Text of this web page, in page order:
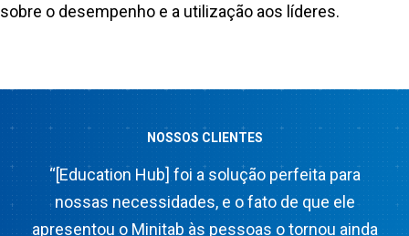
sobre o desempenho e a utilização aos líderes.
NOSSOS CLIENTES
“[Education Hub] foi a solução perfeita para
nossas necessidades, e o fato de que ele
apresentou o Minitab às pessoas o tornou ainda